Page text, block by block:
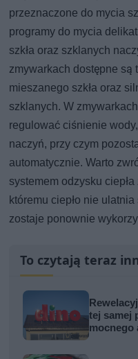
przeznaczone do mycia
programy do mycia
szkła oraz szklanych
zmywarkach dostępne są
mieszanego szkła oraz
szklanych. W
regulować ciśnienie
naczyń, przy czym
automatycznie. Warto
systemem odzysku
któremu ciepło nie
zostaje ponownie
To czytają teraz
tej samej
mocnego